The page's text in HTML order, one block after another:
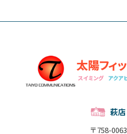
萩店
〒758-0063